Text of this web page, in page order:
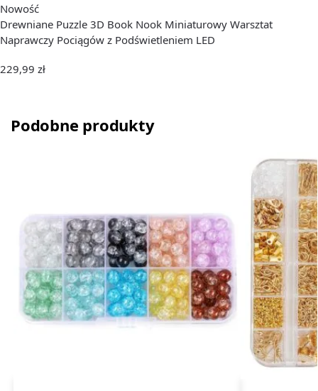
Nowość
Drewniane Puzzle 3D Book Nook Miniaturowy Warsztat
Naprawczy Pociągów z Podświetleniem LED
229,99 zł
Podobne produkty